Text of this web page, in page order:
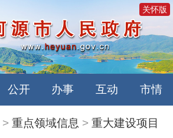
关怀版
公开 办事 互动 市情
>重点领域信息 >重大建设项目